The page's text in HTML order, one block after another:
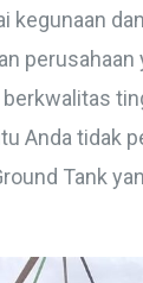
kegunaan
perusahaan
Anda tidak
Tank